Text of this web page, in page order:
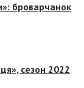
броварчанок
сезон 2022